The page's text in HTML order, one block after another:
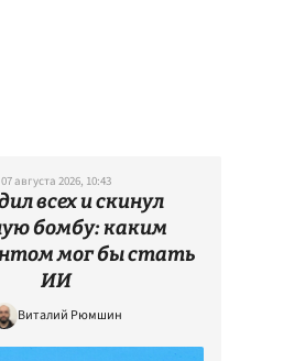
07 августа 2026, 10:43
всех и скинул
бомбу: каким
мог бы стать
ИИ
Виталий Рюмшин